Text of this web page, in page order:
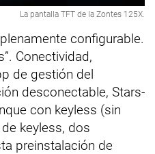
La pantalla TFT de la Zontes 125X.
configurable.
Conectividad,
de gestión del
desconectable, Stars-
con keyless (sin
keyless, dos
preinstalación de